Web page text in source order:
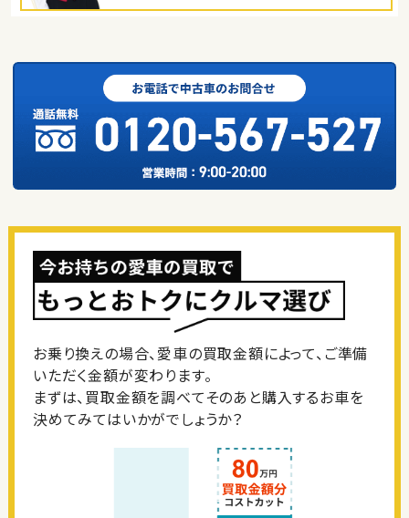
お乗り換えの場合、愛車の買取金額によって、ご準備
いただく金額が変わります。
まずは、買取金額を調べてそのあと購入するお車を
決めてみてはいかがでしょうか？